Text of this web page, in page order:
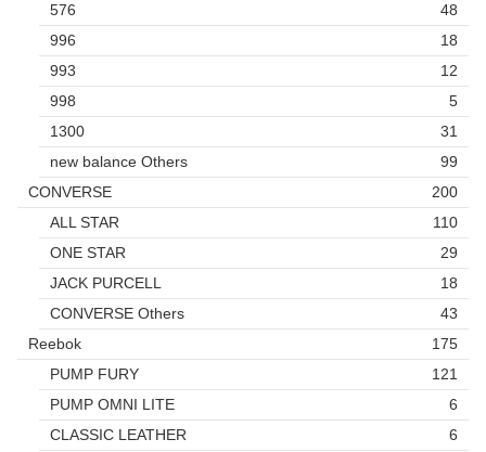
576
48
996
18
993
12
998
5
1300
31
new balance Others
99
CONVERSE
200
ALL STAR
110
ONE STAR
29
JACK PURCELL
18
CONVERSE Others
43
Reebok
175
PUMP FURY
121
PUMP OMNI LITE
6
CLASSIC LEATHER
6